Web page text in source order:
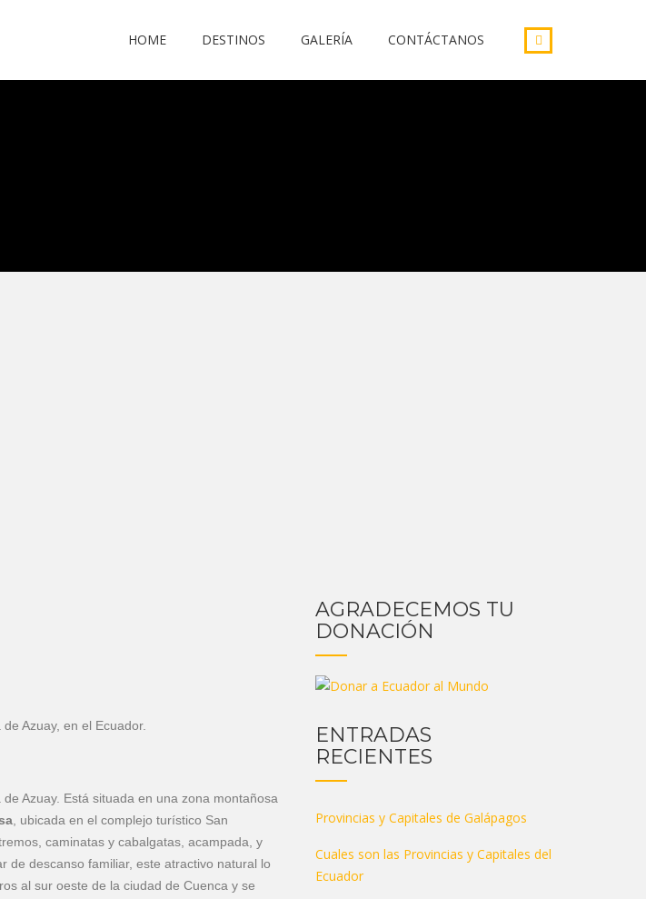
HOME DESTINOS GALERÍA CONTÁCTANOS
Azuay, en el Ecuador.
Azuay. Está situada en una zona montañosa
, ubicada en el complejo turístico San
caminatas y cabalgatas, acampada, y
de descanso familiar, este atractivo natural lo
al sur oeste de la ciudad de Cuenca y se
AGRADECEMOS TU
DONACIÓN
ENTRADAS
RECIENTES
Provincias y Capitales de Galápagos
Cuales son las Provincias y Capitales del
Ecuador